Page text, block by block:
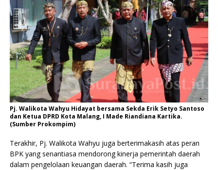
Pj. Walikota Wahyu Hidayat bersama Sekda Erik Setyo Santoso
dan Ketua DPRD Kota Malang, I Made Riandiana Kartika.
(Sumber Prokompim)
Terakhir, Pj. Walikota Wahyu juga berterimakasih atas peran
BPK yang senantiasa mendorong kinerja pemerintah daerah
dalam pengelolaan keuangan daerah. “Terima kasih juga